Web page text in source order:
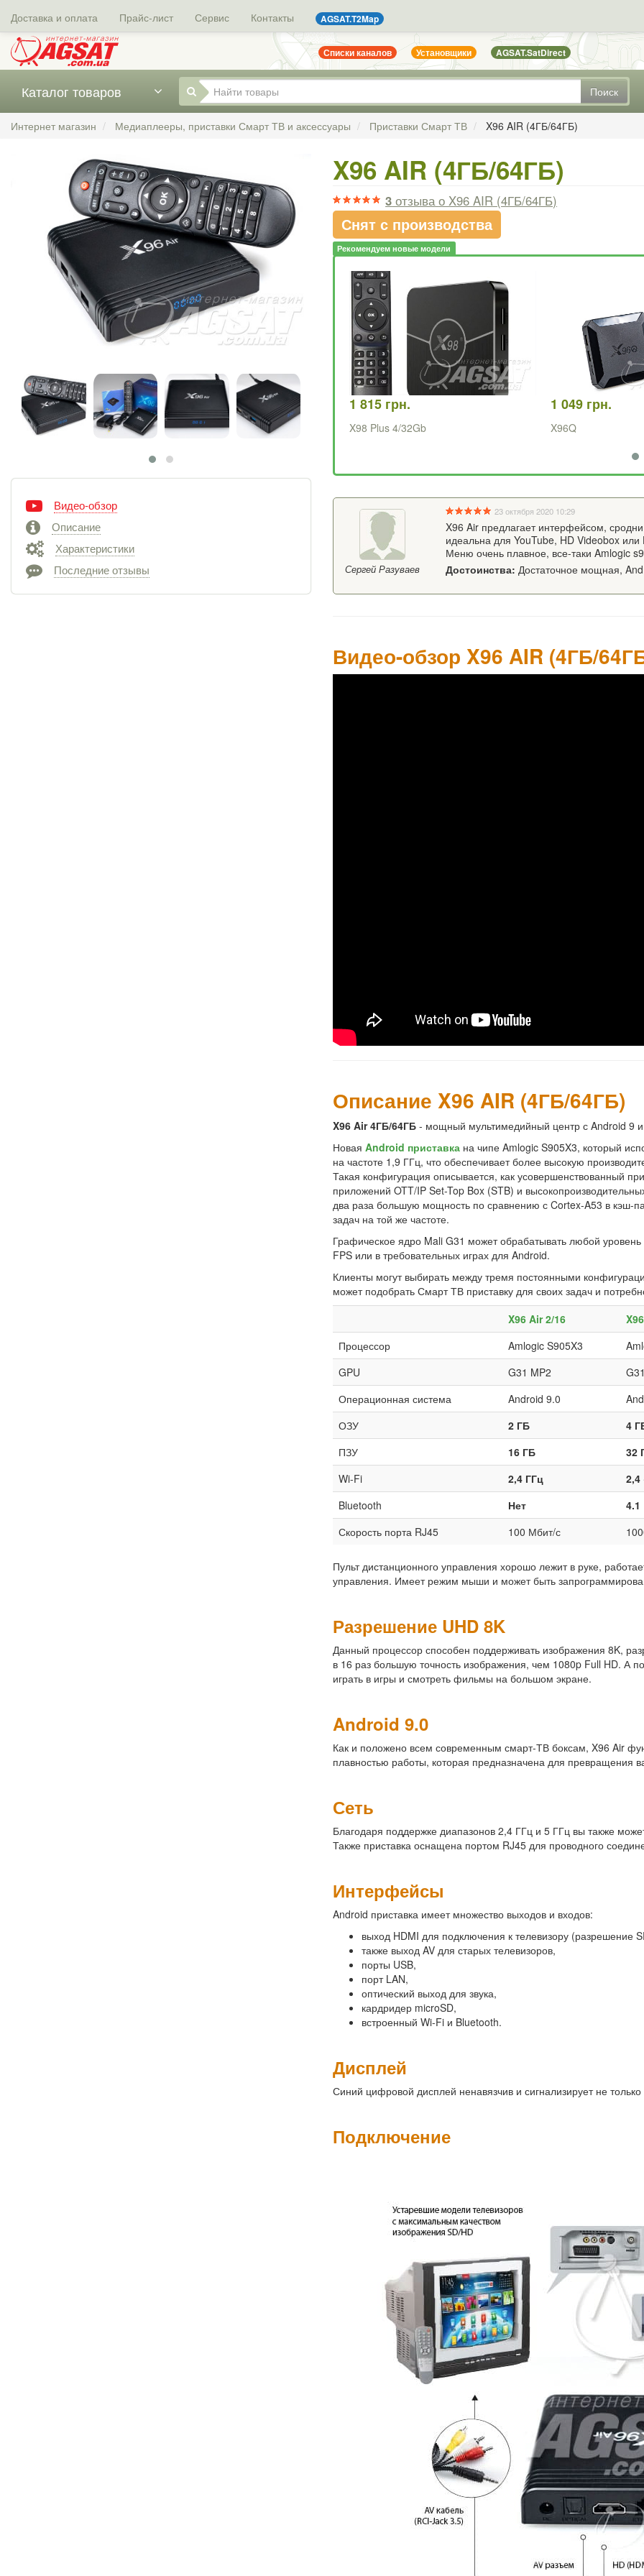
Доставка и оплата Прайс-лист Сервис Контакты AGSAT.T2Map
Списки каналов Установщики AGSAT.SatDirect
Поиск
Каталог товаров
Интернет магазин Медиаплееры, приставки Смарт ТВ и аксессуары Приставки Смарт ТВ X96 AIR (4ГБ/64ГБ)
Видео-обзор
Описание
Характеристики
Последние отзывы
X96 AIR (4ГБ/64ГБ)
3 отзывао X96 AIR (4ГБ/64ГБ)
Снят с производства
Рекомендуем новые модели
1 815 грн.
X98 Plus 4/32Gb
1 049 грн.
X96Q
Сергей Разуваев
23 октября 2020 10:29
X96 Air предлагает интерфейсом,
идеальна для YouTube, HD Videobox или
Меню очень плавное, все-таки Amlogic
Достоинства: Достаточное мощная,
Видео-обзор X96 AIR (4ГБ/
Описание X96 AIR (4ГБ/64ГБ)
X96 Air 4ГБ/64ГБ - мощный мультимедийный центр с Android 9
Новая Android приставка на чипе Amlogic S905X3, который
на частоте 1,9 ГГц, что обеспечивает более высокую
Такая конфигурация описывается, как усовершенствованный
приложений OTT/IP Set-Top Box (STB) и
два раза большую мощность по сравнению с Cortex-A53 в кэш-
задач на той же частоте.
Графическое ядро Mali G31 может обрабатывать любой
FPS или в требовательных играх для Android.
Клиенты могут выбирать между тремя постоянными
может подобрать Смарт ТВ приставку для своих задач и
X96 Air 2/16
Процессор
Amlogic S905X3
GPU
G31 MP2
Операционная система
Android 9.0
ОЗУ
2 ГБ
4
ПЗУ
16 ГБ
32
Wi-Fi
2,4 ГГц
2,4
Bluetooth
Нет
4.1
Скорость порта RJ45
100 Мбит/с
Пульт дистанционного управления хорошо лежит в руке,
управления. Имеет режим мыши и может быть
Разрешение UHD 8K
Данный процессор способен поддерживать изображения 8K,
в 16 раз большую точность изображения, чем 1080p Full HD. А
играть в игры и смотреть фильмы на большом экране.
Android 9.0
Как и положено всем современным смарт-ТВ боксам, X96 Air
плавностью работы, которая предназначена для превращения
Сеть
Благодаря поддержке диапазонов 2,4 ГГц и 5 ГГц вы также
Также приставка оснащена портом RJ45 для проводного
Интерфейсы
Android приставка имеет множество выходов и входов:
выход HDMI для подключения к телевизору (разрешение
также выход AV для старых телевизоров,
порты USB,
порт LAN,
оптический выход для звука,
кардридер microSD,
встроенный Wi-Fi и Bluetooth.
Дисплей
Синий цифровой дисплей ненавязчив и сигнализирует не
Подключение